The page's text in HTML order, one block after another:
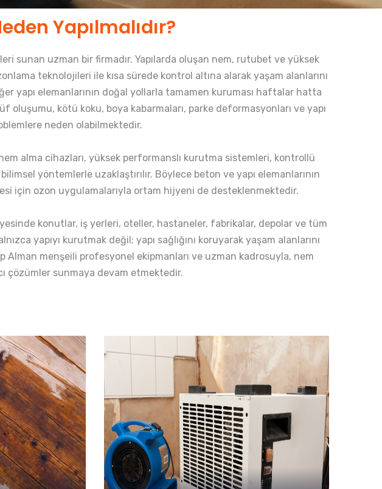
Yapılmalıdır?
sunan uzman bir firmadır. Yapılarda oluşan nem, rutubet ve yüksek
teknolojileri ile kısa sürede kontrol altına alarak yaşam alanlarını
yapı elemanlarının doğal yollarla tamamen kuruması haftalar hatta
kötü koku, boya kabarmaları, parke deformasyonları ve yapı
neden olabilmektedir.
alma cihazları, yüksek performanslı kurutma sistemleri, kontrollü
yöntemlerle uzaklaştırılır. Böylece beton ve yapı elemanlarının
için ozon uygulamalarıyla ortam hijyeni de desteklenmektedir.
konutlar, iş yerleri, oteller, hastaneler, fabrikalar, depolar ve tüm
yapıyı kurutmak değil; yapı sağlığını koruyarak yaşam alanlarını
Alman menşeili profesyonel ekipmanları ve uzman kadrosuyla, nem
çözümler sunmaya devam etmektedir.